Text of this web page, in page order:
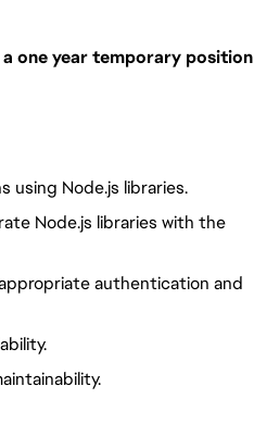
one year temporary position
using Node.js libraries.
Node.js libraries with the
authentication and